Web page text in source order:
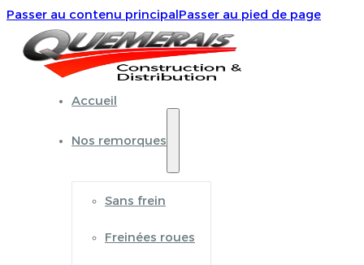
Passer au contenu principalPasser au pied de page
Accueil
Nos remorques
Sans frein
Freinées roues